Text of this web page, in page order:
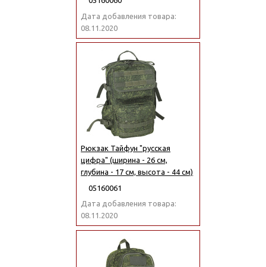
Дата добавления товара:
08.11.2020
Рюкзак Тайфун "русская
цифра" (ширина - 26 см,
глубина - 17 см, высота - 44 см)
05160061
Дата добавления товара:
08.11.2020